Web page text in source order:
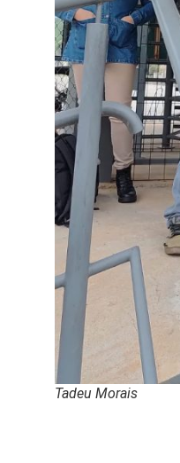
Tadeu Morais